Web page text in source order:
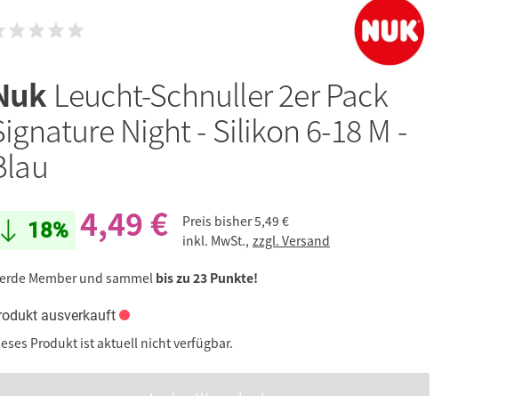
Leucht-Schnuller 2er Pack
Night - Silikon 6-18 M -
18% 4,49 € Preis bisher5,49 €
inkl. MwSt., zzgl. Versand
Member und sammelbis zu 23 Punkte!
ausverkauft
Produkt ist aktuell nicht verfügbar.